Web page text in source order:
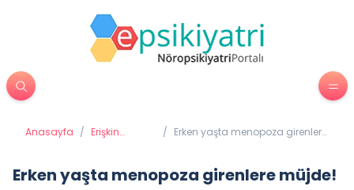
Anasayfa / Erişkin
/ Erken yaşta menopoza girenlere
Erken yaşta menopoza girenlere müjde!